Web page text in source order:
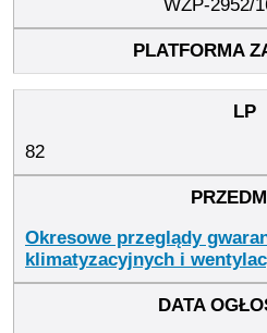
WZP-2952/
82
Okresowe przeglądy
klimatyzacyjnych i